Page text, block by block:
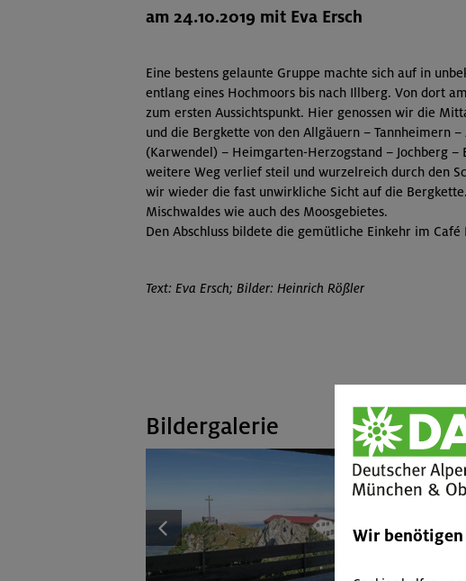
am 24.10.2019 mit Eva Ersch
Eine bestens gelaunte Gruppe machte sich auf in
entlang eines Hochmoors bis nach Illberg. Von dort
zum ersten Aussichtspunkt. Hier genossen wir die
und die Bergkette von den Allgäuern – Tannheimern
(Karwendel) – Heimgarten-Herzogstand – Jochberg
weitere Weg verlief steil und wurzelreich durch den
wir wieder die fast unwirkliche Sicht auf die
Mischwaldes wie auch des Moosgebietes.
Den Abschluss bildete die gemütliche Einkehr im
Text: Eva Ersch; Bilder: Heinrich Rößler
Bildergalerie
Wir